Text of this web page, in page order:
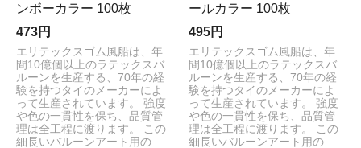
ンボーカラー 100枚
473円
エリテックスゴム風船は、年
間10億個以上のラテックスバ
ルーンを生産する、70年の経
験を持つタイのメーカーによ
って生産されています。 強度
や色の一貫性を保ち、品質管
理は全工程に渡ります。 この
細長いバルーンアート用の
ールカラー 100枚
495円
エリテックスゴム風船は、年
間10億個以上のラテックスバ
ルーンを生産する、70年の経
験を持つタイのメーカーによ
って生産されています。 強度
や色の一貫性を保ち、品質管
理は全工程に渡ります。 この
細長いバルーンアート用の